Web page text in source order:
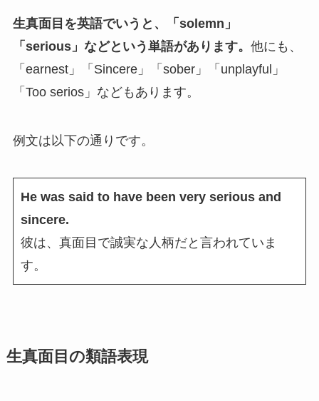
生真面目を英語でいうと、「solemn」
「serious」などという単語があります。 他にも、
「earnest」「Sincere」「sober」「unplayful」
「Too serios」などもあります。
例文は以下の通りです。
He was said to have been very serious and
sincere.
彼は、真面目で誠実な人柄だと言われていま
す。
生真面目の類語表現